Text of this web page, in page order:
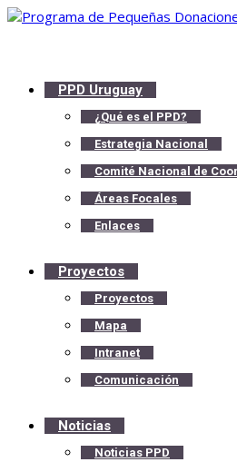
PPD Uruguay
¿Qué es el PPD?
Estrategia Nacional
Comité Nacional de
Áreas Focales
Enlaces
Proyectos
Proyectos
Mapa
Intranet
Comunicación
Noticias
Noticias PPD